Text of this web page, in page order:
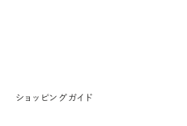
ショッピングガイド